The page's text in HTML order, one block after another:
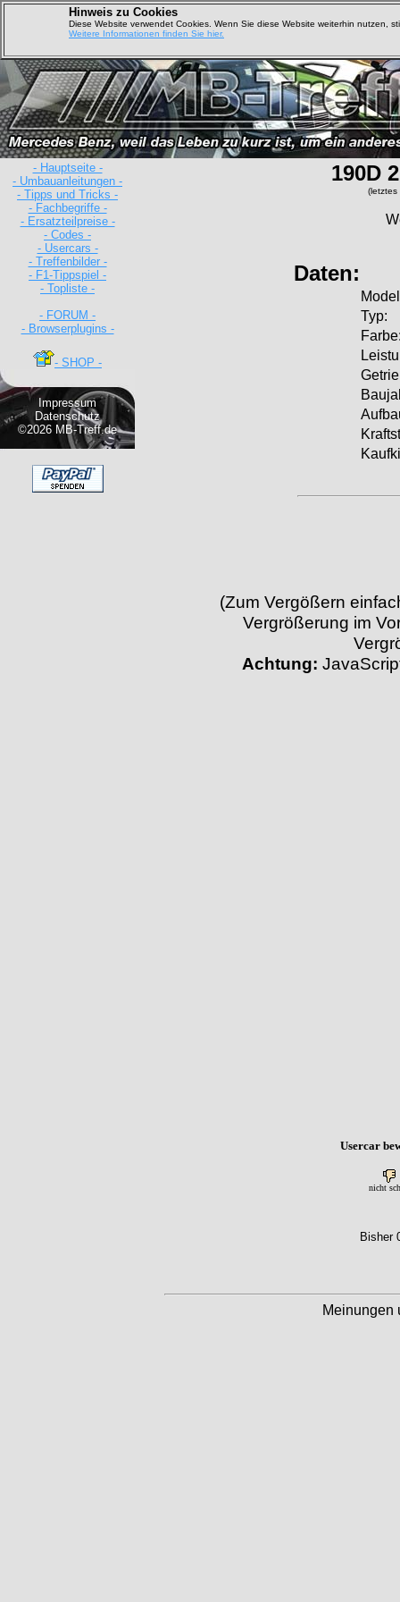
Hinweis zu Cookies
Diese Website verwendet Cookies. Wenn Sie diese Website weiterhin nutzen,
Weitere Informationen finden Sie hier.
- Hauptseite -
- Umbauanleitungen -
- Tipps und Tricks -
- Fachbegriffe -
- Ersatzteilpreise -
- Codes -
- Usercars -
- Treffenbilder -
- F1-Tippspiel -
- Topliste -
- FORUM -
- Browserplugins -
- SHOP -
Impressum
Datenschutz
©2026 MB-Treff.de
190D
(letztes
Daten:
Typ:
(Zum Vergößern
Vergrößerung im
Achtung:
Usercar
nicht
Bisher
Meinungen